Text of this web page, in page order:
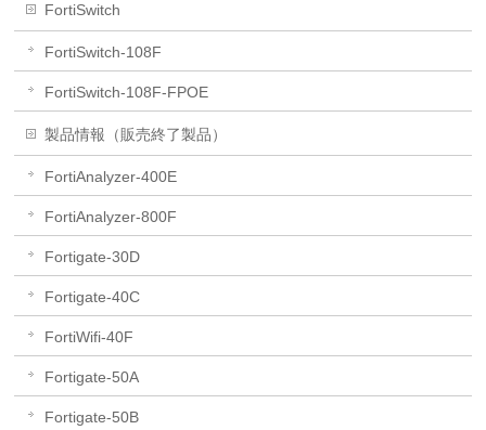
FortiSwitch
FortiSwitch-108F
FortiSwitch-108F-FPOE
製品情報（販売終了製品）
FortiAnalyzer-400E
FortiAnalyzer-800F
Fortigate-30D
Fortigate-40C
FortiWifi-40F
Fortigate-50A
Fortigate-50B